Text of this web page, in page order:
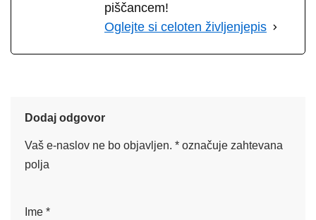
piščancem!
Oglejte si celoten življenjepis
Dodaj odgovor
Vaš e-naslov ne bo objavljen. * označuje zahtevana
polja
Ime *